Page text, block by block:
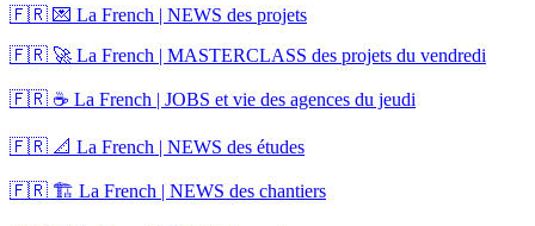
🇫🇷 💌 La French | NEWS des projets
🇫🇷 🚀 La French | MASTERCLASS des projets du vendredi
🇫🇷 ☕ La French | JOBS et vie des agences du jeudi
🇫🇷 📐 La French | NEWS des études
🇫🇷 🏗️ La French | NEWS des chantiers